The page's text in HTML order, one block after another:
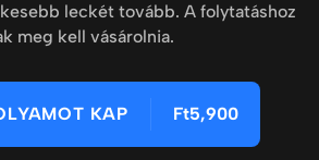
leckét tovább. A folytatáshoz
meg kell vásárolnia.
KAP Ft5,900